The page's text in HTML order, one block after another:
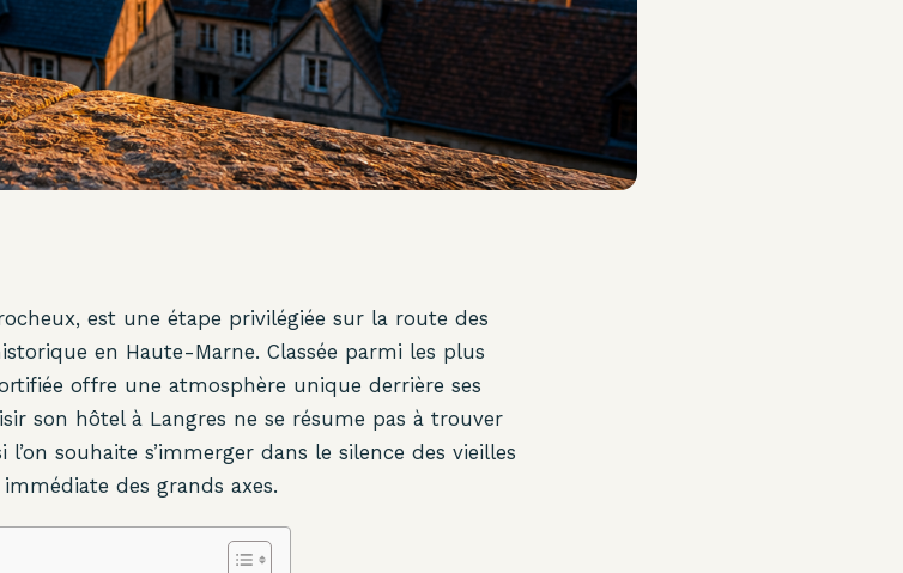
est une étape privilégiée sur la route des
en Haute-Marne. Classée parmi les plus
offre une atmosphère unique derrière ses
son hôtel à Langres ne se résume pas à trouver
souhaite s’immerger dans le silence des vieilles
des grands axes.